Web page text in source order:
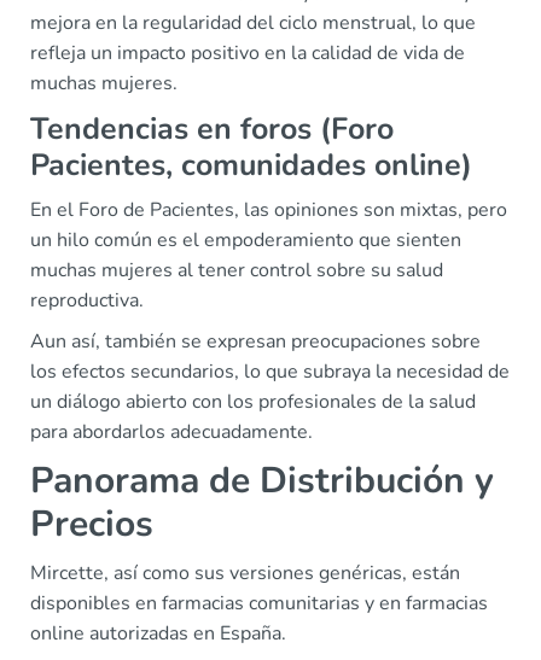
mejora en la regularidad del ciclo menstrual, lo que
refleja un impacto positivo en la calidad de vida de
muchas mujeres.
Tendencias en foros (Foro
Pacientes, comunidades online)
En el Foro de Pacientes, las opiniones son mixtas, pero
un hilo común es el empoderamiento que sienten
muchas mujeres al tener control sobre su salud
reproductiva.
Aun así, también se expresan preocupaciones sobre
los efectos secundarios, lo que subraya la necesidad de
un diálogo abierto con los profesionales de la salud
para abordarlos adecuadamente.
Panorama de Distribución y
Precios
Mircette, así como sus versiones genéricas, están
disponibles en farmacias comunitarias y en farmacias
online autorizadas en España.